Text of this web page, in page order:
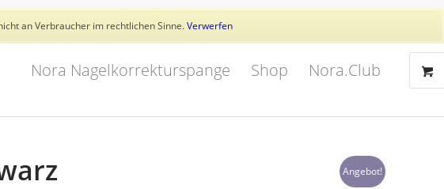
an Verbraucher im rechtlichen Sinne.Verwerfen
Aktuelles Trainer 👥 Kundenkonto
Nora Nagelkorrekturspange Shop Nora.Club
Angebot!